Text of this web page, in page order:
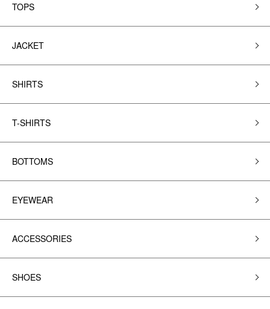
TOPS
JACKET
SHIRTS
T-SHIRTS
BOTTOMS
EYEWEAR
ACCESSORIES
SHOES